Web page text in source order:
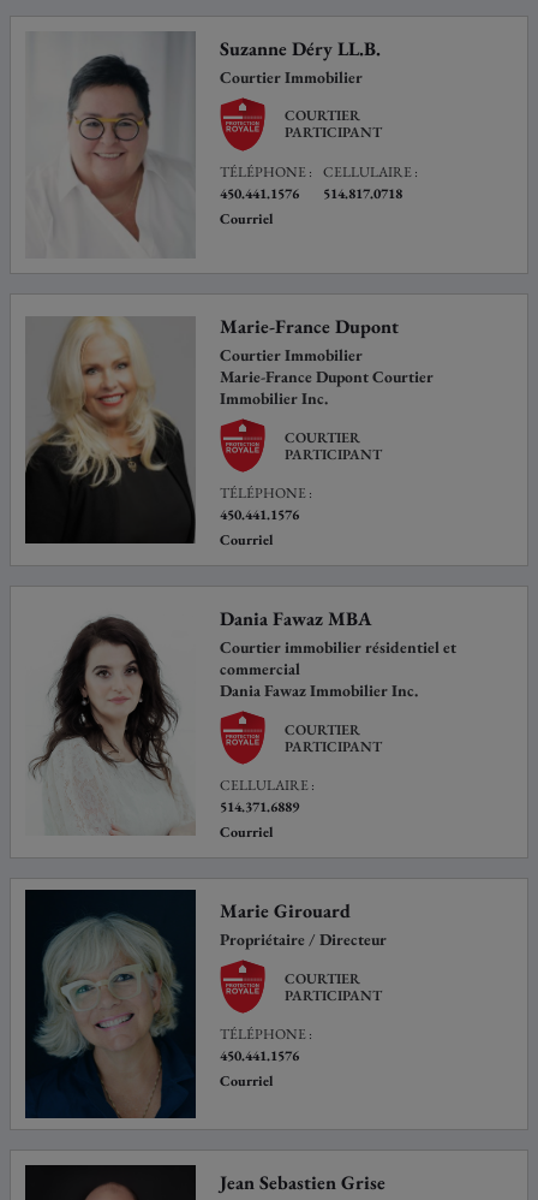
Suzanne Déry LL.B.
Courtier Immobilier
COURTIER
PARTICIPANT
TÉLÉPHONE :
450.441.1576
CELLULAIRE :
514.817.0718
Courriel
Marie-France Dupont
Courtier Immobilier
Marie-France Dupont Courtier
Immobilier Inc.
COURTIER
PARTICIPANT
TÉLÉPHONE :
450.441.1576
Courriel
Dania Fawaz MBA
Courtier immobilier résidentiel et
commercial
Dania Fawaz Immobilier Inc.
COURTIER
PARTICIPANT
CELLULAIRE :
514.371.6889
Courriel
Marie Girouard
Propriétaire / Directeur
COURTIER
PARTICIPANT
TÉLÉPHONE :
450.441.1576
Courriel
Jean Sebastien Grise